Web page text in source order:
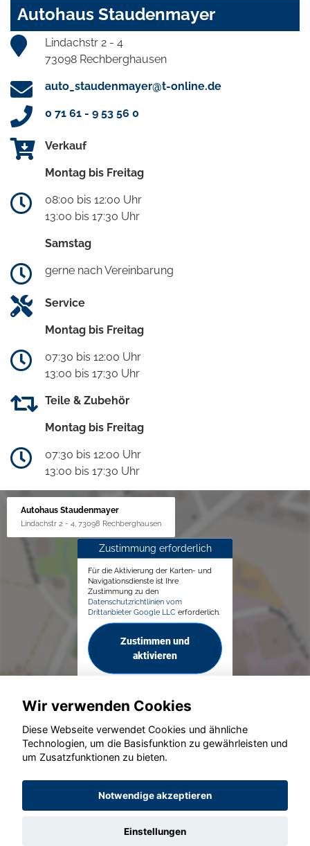
Autohaus Staudenmayer
Lindachstr 2 - 4
73098 Rechberghausen
auto_staudenmayer@t-online.de
0 71 61 - 9 53 56 0
Verkauf
Montag bis Freitag
08:00 bis 12:00 Uhr
13:00 bis 17:30 Uhr
Samstag
gerne nach Vereinbarung
Service
Montag bis Freitag
07:30 bis 12:00 Uhr
13:00 bis 17:30 Uhr
Teile & Zubehör
Montag bis Freitag
07:30 bis 12:00 Uhr
13:00 bis 17:30 Uhr
Autohaus Staudenmayer
Lindachstr 2 - 4, 73098 Rechberghausen
Zustimmung erforderlich
Für die Aktivierung der Karten- und
Navigationsdienste ist Ihre
Zustimmung zu den
Datenschutzrichtlinien vom
Drittanbieter Google LLC erforderlich.
Zustimmen und
aktivieren
© konjunkturmotor.de GmbH 2020 - 2026
Wir verwenden Cookies
Diese Webseite verwendet Cookies und ähnliche
Technologien, um die Basisfunktion zu gewährleisten und
um Zusatzfunktionen zu bieten.
Notwendige akzeptieren
Einstellungen